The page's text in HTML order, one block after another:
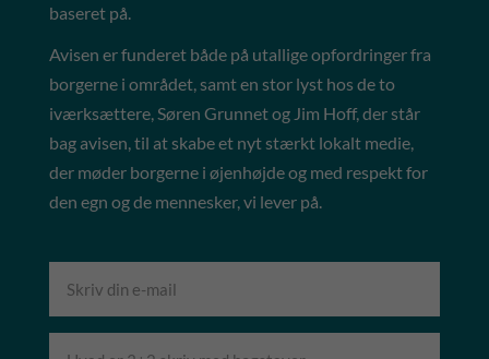
baseret på.
Avisen er funderet både på utallige opfordringer fra
borgerne i området, samt en stor lyst hos de to
iværksættere, Søren Grunnet og Jim Hoff, der står
bag avisen, til at skabe et nyt stærkt lokalt medie,
der møder borgerne i øjenhøjde og med respekt for
den egn og de mennesker, vi lever på.